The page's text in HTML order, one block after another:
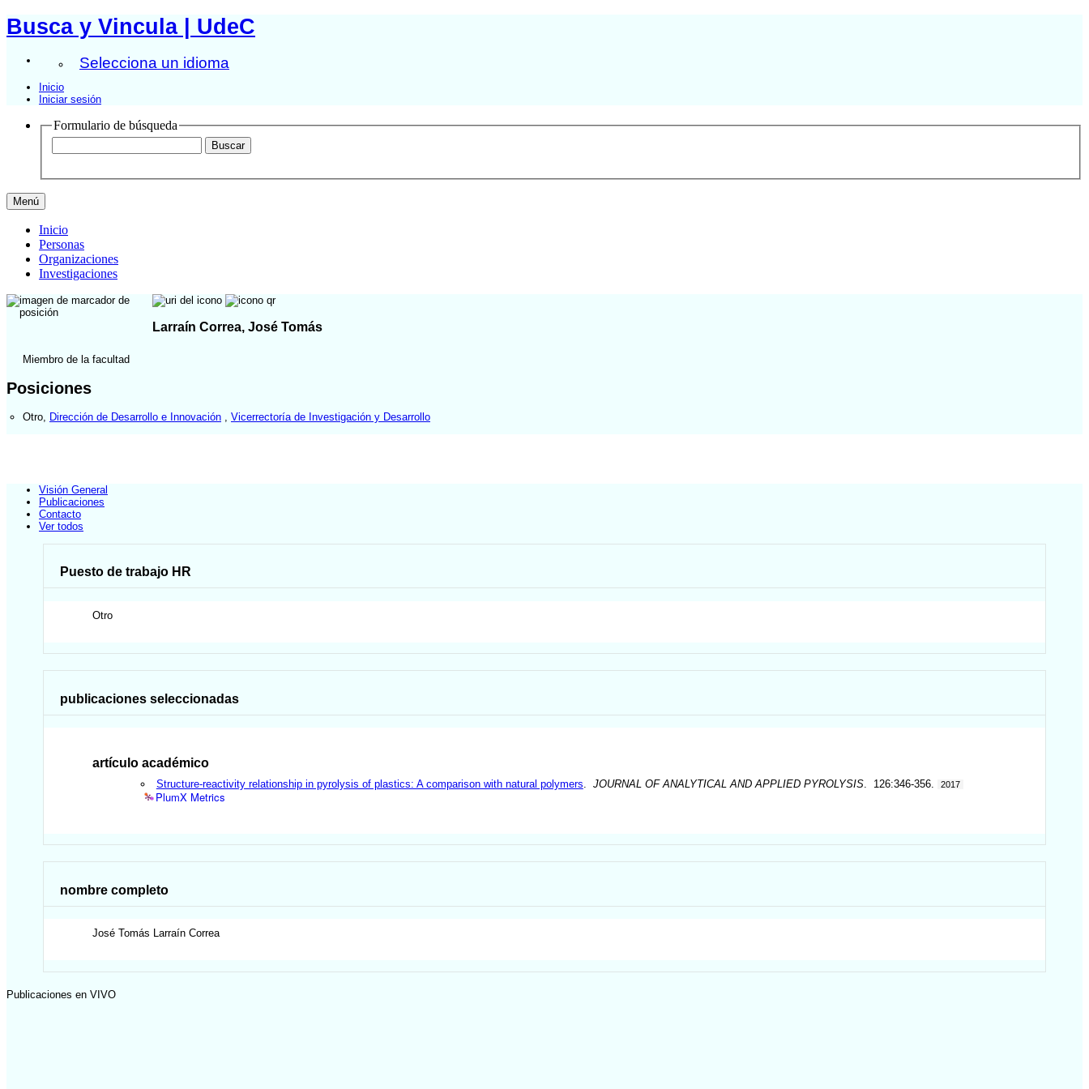
Busca y Vincula | UdeC
Selecciona un idioma
Inicio
Iniciar sesión
Formulario de búsqueda
Menú
Inicio
Personas
Organizaciones
Investigaciones
Larraín Correa, José Tomás
Miembro de la facultad
Posiciones
Otro Dirección de Desarrollo e Innovación Vicerrectoría de Investigación y Desarrollo
Visión General
Publicaciones
Contacto
Ver todos
Puesto de trabajo HR
Otro
publicaciones seleccionadas
artículo académico
Structure-reactivity relationship in pyrolysis of plastics: A comparison with natural polymers JOURNAL OF ANALYTICAL AND APPLIED PYROLYSIS. 126:346-356. 2017
PlumX Metrics
nombre completo
José Tomás Larraín Correa
Publicaciones en VIVO